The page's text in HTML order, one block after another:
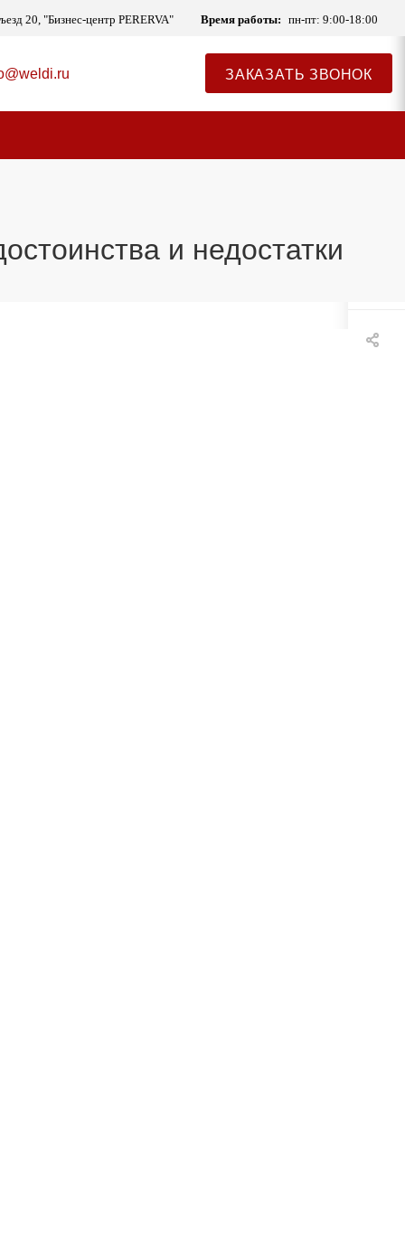
Время работы: пн-пт: 9:00-18:00
20, "Бизнес-центр PERERVA"
ЗАКАЗАТЬ ЗВОНОК
и недостатки
0